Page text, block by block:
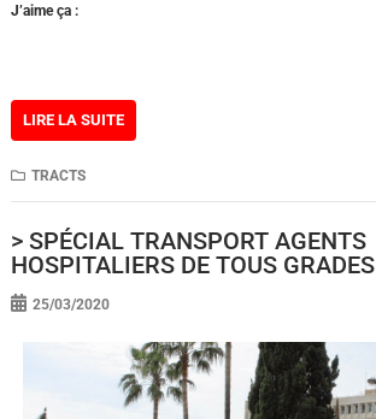
J’aime ça :
LIRE LA SUITE
TRACTS
> SPÉCIAL TRANSPORT AGENTS
HOSPITALIERS DE TOUS GRADES
25/03/2020